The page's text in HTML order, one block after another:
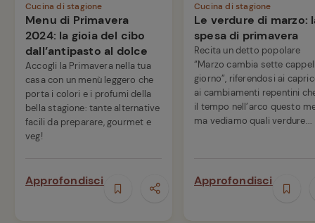
Cucina di stagione
Menu di Primavera
2024: la gioia del cibo
dall’antipasto al dolce
Accogli la Primavera nella tua
casa con un menù leggero che
porta i colori e i profumi della
bella stagione: tante alternative
facili da preparare, gourmet e
veg!
Approfondisci
Cucina di stagione
Le verdure di marzo:
spesa di primavera
Recita un detto popolare
“Marzo cambia sette
giorno”, riferendosi ai
ai cambiamenti repentini
il tempo nell’arco questo
ma vediamo quali verdure...
Approfondisci